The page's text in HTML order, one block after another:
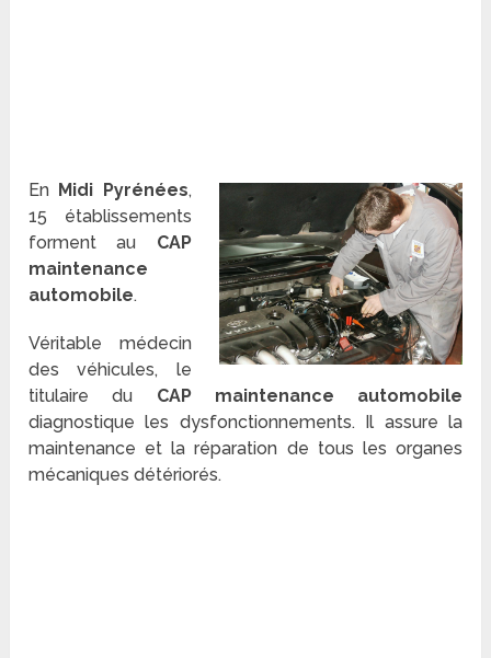
En Midi Pyrénées,
15 établissements
forment au CAP
maintenance
automobile.
Véritable médecin
des véhicules, le
titulaire du CAP maintenance automobile
diagnostique les dysfonctionnements. Il assure la
maintenance et la réparation de tous les organes
mécaniques détériorés.